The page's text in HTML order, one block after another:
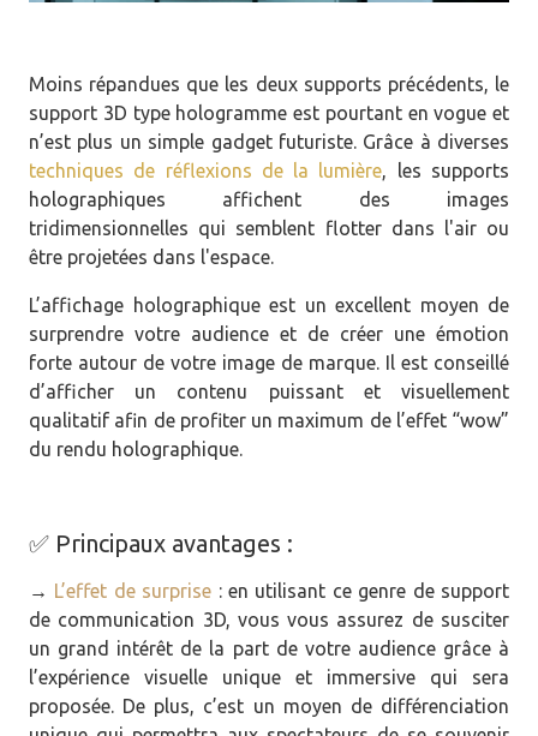
Moins répandues que les deux supports précédents, le
support 3D type hologramme est pourtant en vogue et
n’est plus un simple gadget futuriste. Grâce à diverses
techniques de réflexions de la lumière, les supports
holographiques affichent des images
tridimensionnelles qui semblent flotter dans l'air ou
être projetées dans l'espace.
L’affichage holographique est un excellent moyen de
surprendre votre audience et de créer une émotion
forte autour de votre image de marque. Il est conseillé
d’afficher un contenu puissant et visuellement
qualitatif afin de profiter un maximum de l’effet “wow”
du rendu holographique.
✅ Principaux avantages :
→ L’effet de surprise : en utilisant ce genre de support
de communication 3D, vous vous assurez de susciter
un grand intérêt de la part de votre audience grâce à
l’expérience visuelle unique et immersive qui sera
proposée. De plus, c’est un moyen de différenciation